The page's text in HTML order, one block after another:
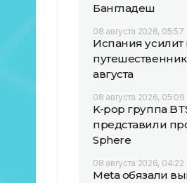
Бангладеш
08 августа 2026, 05:57
Испания
августа
08 августа 2026, 05:09
K-pop группа
представили
Sphere
08 августа 2026, 04:22
Meta обязали